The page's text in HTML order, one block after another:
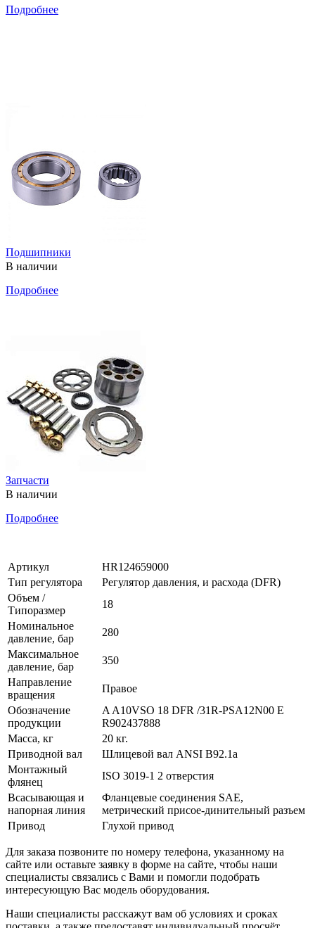
Подробнее
Подшипники
В наличии
Подробнее
Запчасти
В наличии
Подробнее
Артикул
HR124659000
Тип регулятора
Регулятор давления, и расхода (DFR)
Объем /
Типоразмер
18
Номинальное
давление, бар
280
Максимальное
давление, бар
350
Направление
вращения
Правое
Обозначение
продукции
A A10VSO 18 DFR /31R-PSA12N00 E
R902437888
Масса, кг
20 кг.
Приводной вал
Шлицевой вал ANSI B92.1a
Монтажный
флянец
ISO 3019-1 2 отверстия
Всасывающая и
напорная линия
Фланцевые соединения SAE,
метрический присое-динительный разъем
Привод
Глухой привод
Для заказа позвоните по номеру телефона, указанному на
сайте или оставьте заявку в форме на сайте, чтобы наши
специалисты связались с Вами и помогли подобрать
интересующую Вас модель оборудования.
Наши специалисты расскажут вам об условиях и сроках